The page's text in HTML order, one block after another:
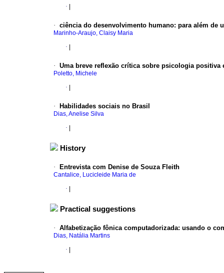
·
· ciência do desenvolvimento humano: para além de
Marinho-Araujo, Claisy Maria
·
· Uma breve reflexão crítica sobre psicologia positiva
Poletto, Michele
·
· Habilidades sociais no Brasil
Dias, Anelise Silva
·
History
· Entrevista com Denise de Souza Fleith
Cantalice, Lucicleide Maria de
·
Practical suggestions
· Alfabetização fônica computadorizada: usando o
Dias, Natália Martins
·